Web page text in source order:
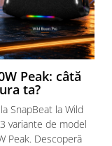
Peak: câtă
ta?
SnapBeat la Wild
variante de model
Peak. Descoperă